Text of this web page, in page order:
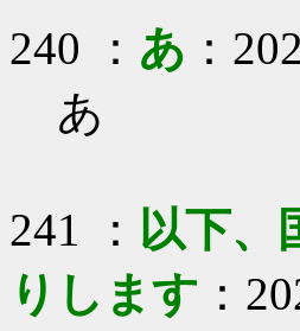
240 ： あ ：
あ
241 ： 以下、
りします ：